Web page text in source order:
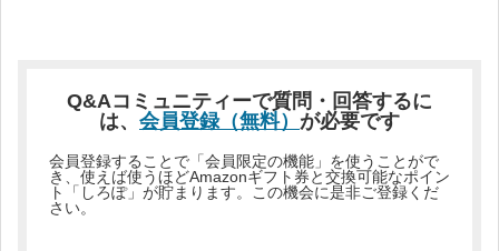
Q&Aコミュニティーで質問・回答するに
は、 会員登録（無料） が必要です
会員登録することで「会員限定の機能」を使うことがで
き、使えば使うほどAmazonギフト券と交換可能なポイン
ト「しろぽ」が貯まります。この機会に是非ご登録くだ
さい。